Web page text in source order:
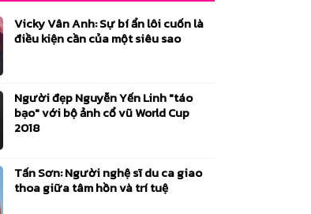
Vicky Vân Anh: Sự bí ẩn lôi cuốn là
điều kiện cần của một siêu sao
Người đẹp Nguyễn Yến Linh "táo
bạo" với bộ ảnh cổ vũ World Cup
2018
Tấn Sơn: Người nghệ sĩ du ca giao
thoa giữa tâm hồn và trí tuệ